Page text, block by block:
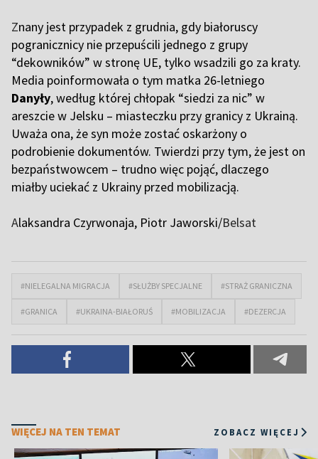
Znany jest przypadek z grudnia, gdy białoruscy
pogranicznicy nie przepuścili jednego z grupy
“dekowników” w stronę UE, tylko wsadzili go za kraty.
Media poinformowała o tym matka 26-letniego
Danyły, według której chłopak “siedzi za nic” w
areszcie w Jelsku – miasteczku przy granicy z Ukrainą.
Uważa ona, że syn może zostać oskarżony o
podrobienie dokumentów. Twierdzi przy tym, że jest on
bezpaństwowcem – trudno więc pojąć, dlaczego
miałby uciekać z Ukrainy przed mobilizacją.
Alaksandra Czyrwonaja, Piotr Jaworski/Belsat
#NIELEGALNA MIGRACJA #SŁUŻBY SPECJALNE #STRAŻ GRANICZNA
#GRANICA #UKRAINA-BIAŁORUŚ #MOBILIZACJA #DEZERCJA
WIĘCEJ NA TEN TEMAT ZOBACZ WIĘCEJ